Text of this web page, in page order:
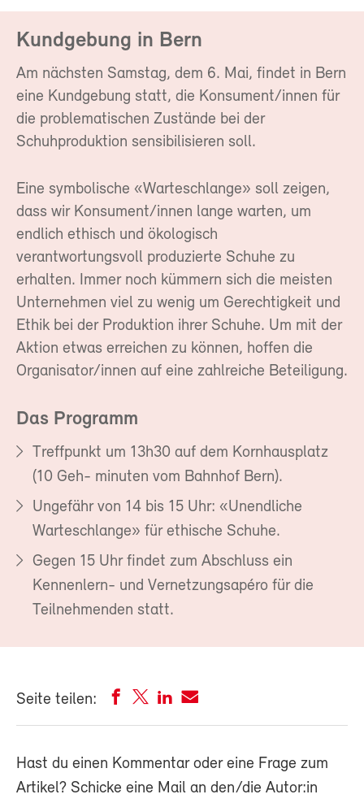
Kundgebung in Bern
Am nächsten Samstag, dem 6. Mai, findet in Bern
eine Kundgebung statt, die Konsument/innen für
die problematischen Zustände bei der
Schuhproduktion sensibilisieren soll.
Eine symbolische «Warteschlange» soll zeigen,
dass wir Konsument/innen lange warten, um
endlich ethisch und ökologisch
verantwortungsvoll produzierte Schuhe zu
erhalten. Immer noch kümmern sich die meisten
Unternehmen viel zu wenig um Gerechtigkeit und
Ethik bei der Produktion ihrer Schuhe. Um mit der
Aktion etwas erreichen zu können, hoffen die
Organisator/innen auf eine zahlreiche Beteiligung.
Das Programm
Treffpunkt um 13h30 auf dem Kornhausplatz
(10 Geh- minuten vom Bahnhof Bern).
Ungefähr von 14 bis 15 Uhr: «Unendliche
Warteschlange» für ethische Schuhe.
Gegen 15 Uhr findet zum Abschluss ein
Kennenlern- und Vernetzungsapéro für die
Teilnehmenden statt.
Seite teilen:
Hast du einen Kommentar oder eine Frage zum
Artikel? Schicke eine Mail an den/die Autor:in